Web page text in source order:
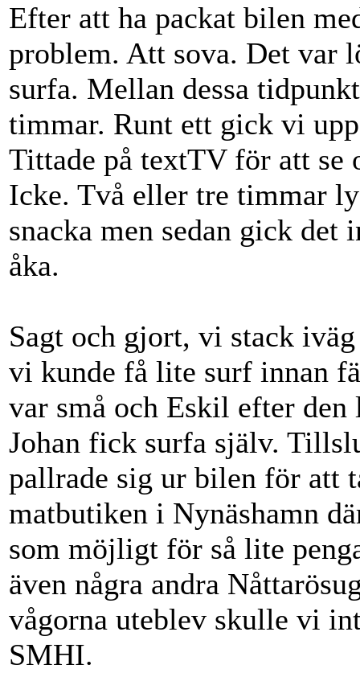
Efter att ha packat bilen
problem. Att sova. Det var
surfa. Mellan dessa
timmar. Runt ett gick vi
Tittade på textTV för att se
Icke. Två eller tre timmar
snacka men sedan gick det
åka.
Sagt och gjort, vi stack
vi kunde få lite surf innan
var små och Eskil efter
Johan fick surfa själv.
pallrade sig ur bilen för att
matbutiken i Nynäshamn
som möjligt för så lite
även några andra
vågorna uteblev skulle vi
SMHI.